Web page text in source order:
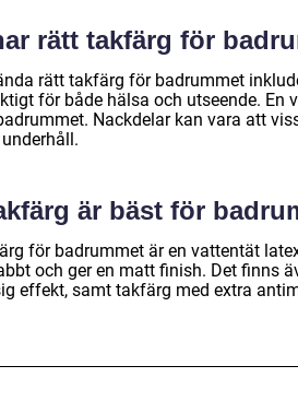
rätt takfärg för
rätt takfärg för badrummet
för både hälsa och utseende. En
Nackdelar kan vara att
är bäst för
för badrummet är en vattentät
och ger en matt finish. Det finns
effekt, samt takfärg med extra